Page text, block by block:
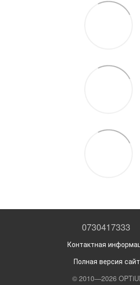
0730417333
Контактная
Полная версия
© 2010—2026